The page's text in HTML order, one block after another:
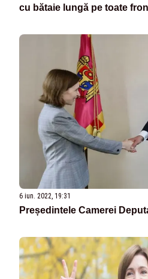
cu bătaie lungă pe toate
6 iun. 2022, 19:31
Președintele Camerei